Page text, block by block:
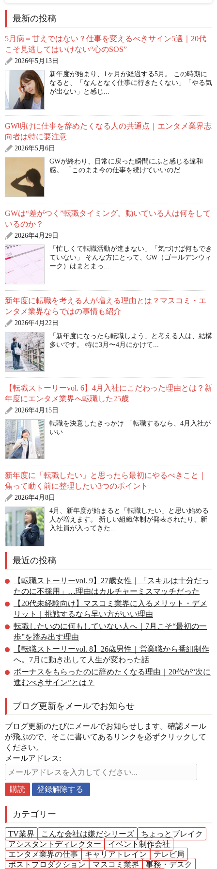
最新の投稿
5月病＝甘えではない？仕事を変えるべきサイン5選｜20代
こそ見逃してはいけない“心のSOS”
2026年5月13日
新年度が始まり、1ヶ月が経過する5月。 この時期に
なると、「なんとなく仕事に行きたくない」「やる気
が出ない」と感じ...
GW明けに仕事を辞めたくなる人の共通点｜エンタメ業界志
向者は特に要注意
2026年5月6日
GWが終わり、日常に戻った瞬間にふと感じる違和
感。 「このまま今の仕事を続けていいのだ...
GWは“差がつく”転職タイミング。動いている人は何をして
いるのか？
2026年4月29日
「忙しくて転職活動が進まない」「気づけば何もでき
ていない」 そんな方にとって、GW（ゴールデンウィ
ーク）はまとまっ...
新年度に転職を考える人が増える理由とは？マスコミ・エ
ンタメ業界ならではの事情も紹介
2026年4月22日
「新年度になったら転職しよう」と考える人は、結構
多いです。 特に3月〜4月にかけて...
【転職ストーリーvol. 6】4月入社にこだわった理由とは？新
年度にエンタメ業界へ転職した25歳
2026年4月15日
転職を決意したきっかけ 「転職するなら、4月入社が
いい...
新年度に「転職したい」と思ったら最初にやるべきこと｜
焦って動く前に整理したい3つのポイント
2026年4月8日
4月、新年度が始まると「転職したい」と思い始める
人が増えます。 新しい組織体制が発表されたり、新
入社員が入ってきた...
最近の投稿
【転職ストーリーvol. 9】27歳女性｜「スキルは十分だっ
たのに不採用」…理由はカルチャーミスマッチだった
【20代未経験向け】マスコミ業界に入るメリット・デメ
リット｜挑戦するなら早い方がいい理由
転職したいのに何もしていない人へ｜7月こそ“最初の一
歩”を踏み出す理由
【転職ストーリーvol. 8】26歳男性｜営業職から番組制作
へ。7月に動き出して人生が変わった話
ボーナスをもらったのに辞めたくなる理由｜20代が“次に
進むべきサイン”とは？
ブログ更新をメールでお知らせ
ブログ更新のたびにメールでお知らせします。確認メール
が飛ぶので、そこに書いてあるリンクを必ずクリックして
ください。
メールアドレス:
カテゴリー
TV業界 こんな会社は嫌だシリーズ
ちょっとブレイク
アシスタントディレクター
イベント制作会社
エンタメ業界の仕事
キャリアトレイン
テレビ局
ポストプロダクション
マスコミ業界
事務・デスク